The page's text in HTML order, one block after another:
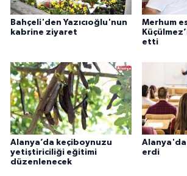
Bahçeli'den Yazıcıoğlu'nun
kabrine ziyaret
Merhum
etti
Alanya’da keçiboynuzu
yetiştiriciliği eğitimi
düzenlenecek
erdi